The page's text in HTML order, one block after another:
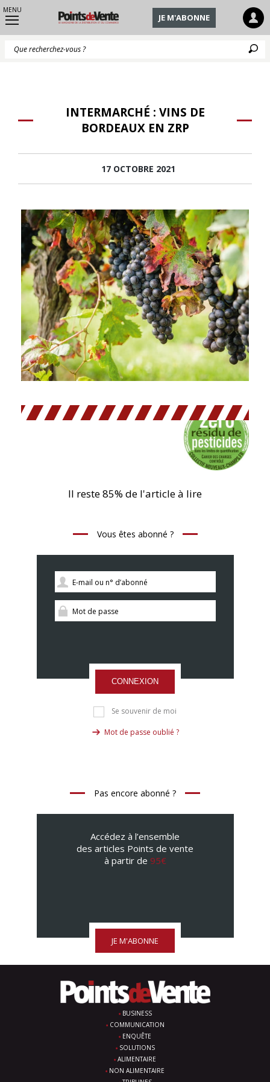
MENU
JE M'ABONNE
INTERMARCHÉ : VINS DE
BORDEAUX EN ZRP
17 OCTOBRE 2021
Il reste 85% de l'article à lire
Vous êtes abonné ?
CONNEXION
Se souvenir de moi
Mot de passe oublié ?
Pas encore abonné ?
Accédez à l’ensemble
des articles Points de vente
à partir de 95€
JE M'ABONNE
BUSINESS
COMMUNICATION
ENQUÊTE
SOLUTIONS
ALIMENTAIRE
NON ALIMENTAIRE